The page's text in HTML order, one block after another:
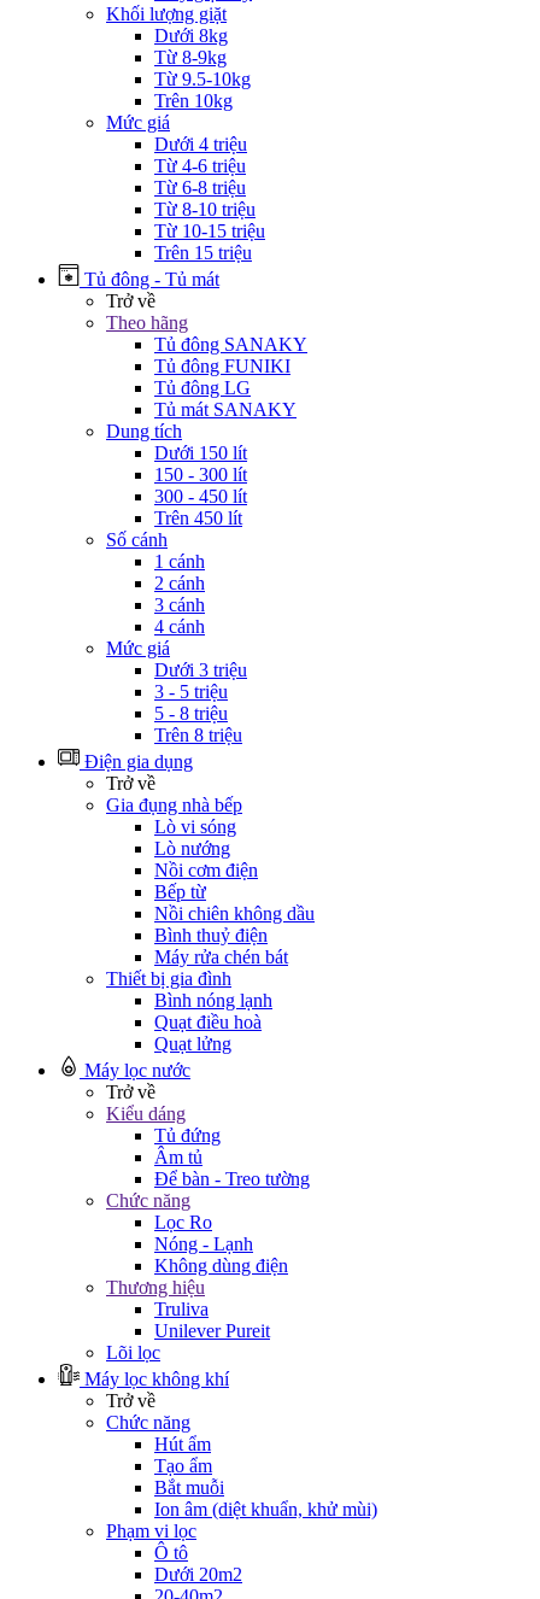
Khối lượng giặt
Dưới 8kg
Từ 8-9kg
Từ 9.5-10kg
Trên 10kg
Mức giá
Dưới 4 triệu
Từ 4-6 triệu
Từ 6-8 triệu
Từ 8-10 triệu
Từ 10-15 triệu
Trên 15 triệu
Tủ đông - Tủ mát
Trở về
Theo hãng
Tủ đông SANAKY
Tủ đông FUNIKI
Tủ đông LG
Tủ mát SANAKY
Dung tích
Dưới 150 lít
150 - 300 lít
300 - 450 lít
Trên 450 lít
Số cánh
1 cánh
2 cánh
3 cánh
4 cánh
Mức giá
Dưới 3 triệu
3 - 5 triệu
5 - 8 triệu
Trên 8 triệu
Điện gia dụng
Trở về
Gia đụng nhà bếp
Lò vi sóng
Lò nướng
Nồi cơm điện
Bếp từ
Nồi chiên không dầu
Bình thuỷ điện
Máy rửa chén bát
Thiết bị gia đình
Bình nóng lạnh
Quạt điều hoà
Quạt lửng
Máy lọc nước
Trở về
Kiểu dáng
Tủ đứng
Âm tủ
Để bàn - Treo tường
Chức năng
Lọc Ro
Nóng - Lạnh
Không dùng điện
Thương hiệu
Truliva
Unilever Pureit
Lõi lọc
Máy lọc không khí
Trở về
Chức năng
Hút ẩm
Tạo ẩm
Bắt muỗi
Ion âm (diệt khuẩn, khử mùi)
Phạm vi lọc
Ô tô
Dưới 20m2